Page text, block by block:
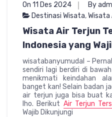
On 11 Des 2024
By
Destinasi Wisata,Wisata
Wisata Air Terjun
Indonesia yang
wisatabanyumudal –
sendiri lagi berdiri di
menikmati keindahan
banget kan! Selain badan
air terjun juga bisa buat
lho. Berikut Air Terjun
Wajib Dikunjungi